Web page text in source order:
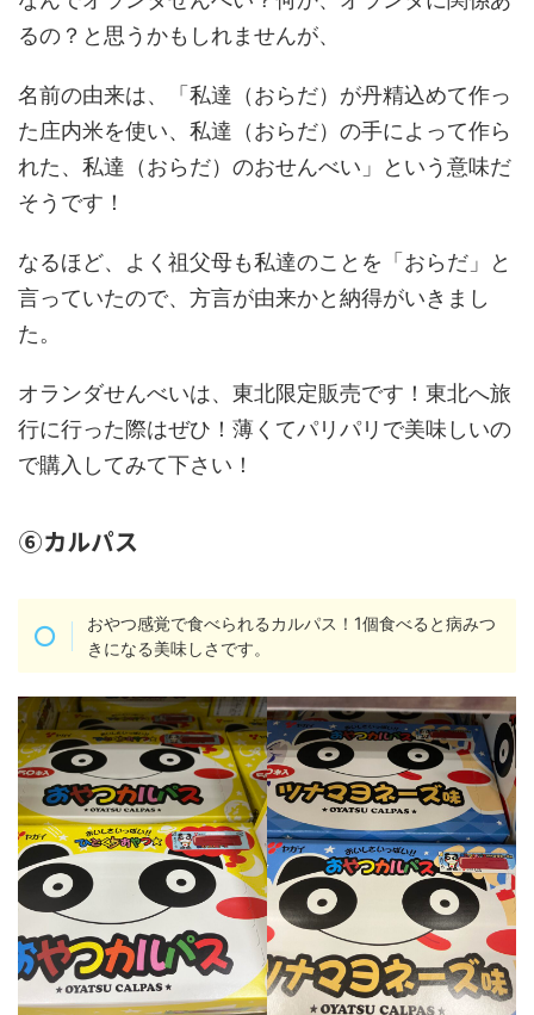
るの？と思うかもしれませんが、
名前の由来は、「私達（おらだ）が丹精込めて作っ
た庄内米を使い、私達（おらだ）の手によって作ら
れた、私達（おらだ）のおせんべい」という意味だ
そうです！
なるほど、よく祖父母も私達のことを「おらだ」と
言っていたので、方言が由来かと納得がいきまし
た。
オランダせんべいは、東北限定販売です！東北へ旅
行に行った際はぜひ！薄くてパリパリで美味しいの
で購入してみて下さい！
⑥カルパス
おやつ感覚で食べられるカルパス！1個食べると病みつ
きになる美味しさです。